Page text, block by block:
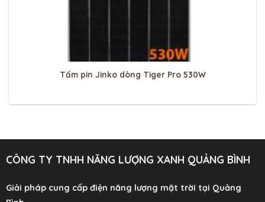
Tấm pin Jinko dòng Tiger Pro 530W
CÔNG TY TNHH NĂNG LƯỢNG XANH QUẢNG BÌNH
Giải pháp cung cấp điện năng lượng mặt trời tại Quảng